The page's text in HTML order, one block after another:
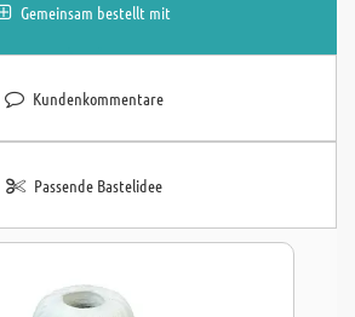
Gemeinsam bestellt mit
Kundenkommentare
Passende Bastelidee